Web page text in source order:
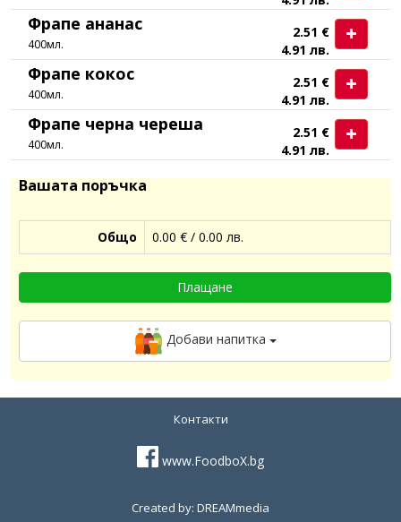
Фрапе ананас
400мл.
2.51 €
4.91 лв.
Фрапе кокос
400мл.
2.51 €
4.91 лв.
Фрапе черна череша
400мл.
2.51 €
4.91 лв.
Вашата поръчка
Общо 0.00 € / 0.00 лв.
Плащане
Добави напитка
Контакти
www.FoodboX.bg
Created by: DREAMmedia